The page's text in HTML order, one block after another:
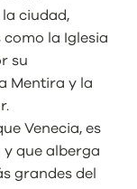
ciudad,
la Iglesia
su
Mentira y la
Venecia, es
que alberga
grandes del